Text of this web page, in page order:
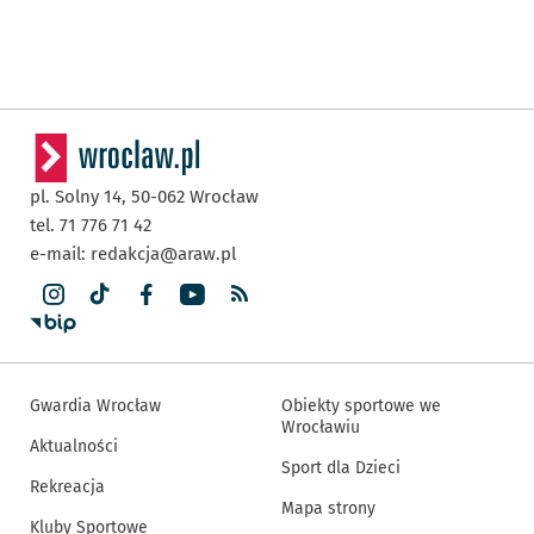
pl. Solny 14, 50-062 Wrocław
tel. 71 776 71 42
e-mail: redakcja@araw.pl
Gwardia Wrocław
Aktualności
Rekreacja
Kluby Sportowe
Obiekty sportowe we
Wrocławiu
Sport dla Dzieci
Mapa strony